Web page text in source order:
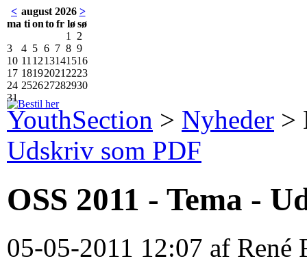
< august 2026 >
ma ti onto fr løsø
1
2
3
4 5 6 7 8 9
10 11 1213141516
17 18192021 2223
24 252627282930
31
YouthSection > Nyheder >
Udskriv som PDF
OSS 2011 - Tema -
05-05-2011 12:07 af René